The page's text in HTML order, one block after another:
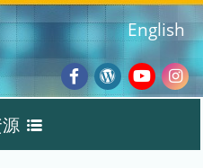
Facebook
Wordpress
English